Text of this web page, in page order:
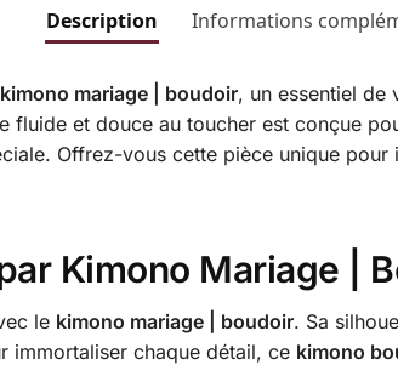
Description Informations
kimono mariage | boudoir, un essentiel de
fluide et douce au toucher est conçue
Offrez-vous cette pièce unique
Kimono Mariage |
le kimono mariage | boudoir. Sa
immortaliser chaque détail, ce kimono